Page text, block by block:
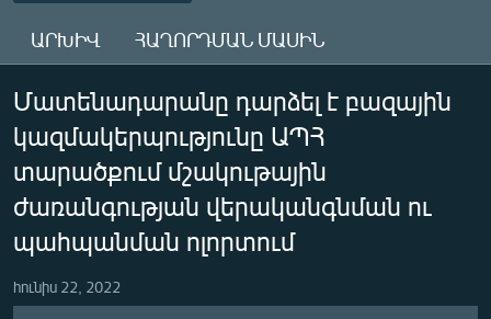
մենյուին
Որոնում
ԸՆՏՐՈՒԹՅՈՒՆՆԵՐ 2026
ԻՐԱՎՈՒՆՔ
ՀԱՍԱՐԱԿՈՒԹՅՈՒՆ
ՏՆՏԵՍՈՒԹՅՈՒՆ
ՂԱՐԱԲԱՂ
ՊԱՏԵՐԱԶՄԻ 6 ՇԱԲԱԹՆԵՐԸ
ՏԱՐԱԾԱՇՐՋԱՆ
Բաժանորդագրվել
ԱՐԽԻՎ ՀԱՂՈՐԴՄԱՆ ՄԱՍԻՆ
Մատենադարանը դարձել է բազային
կազմակերպությունը ԱՊՀ
տարածքում մշակութային
ժառանգության վերականգնման ու
պահպանման ոլորտում
հունիս 22, 2022